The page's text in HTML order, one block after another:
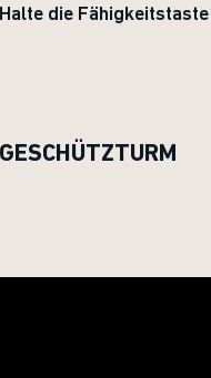
Halte die
GESCHÜTZTURM